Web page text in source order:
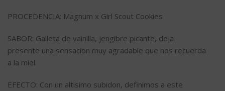
PROCEDENCIA: Magnum x Girl Scout Cookies
SABOR: Galleta de vainilla, jengibre picante, deja
presente una sensacion muy agradable que nos recuerda
a la miel.
EFECTO: Con un altisimo subidon, definimos a este